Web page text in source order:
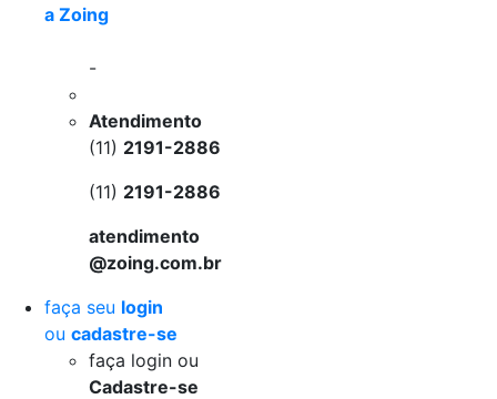
a Zoing
-
Atendimento
(11) 2191-2886
(11) 2191-2886
atendimento
@zoing.com.br
faça seu login
ou cadastre-se
faça login ou
Cadastre-se